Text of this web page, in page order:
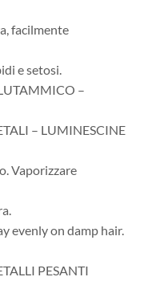
facilmente
e setosi.
–
– LUMINESCINE
Vaporizzare
evenly on damp hair.
PESANTI